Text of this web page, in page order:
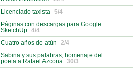
Licenciado taxista
5/4
Páginas con descargas para Google
SketchUp
4/4
Cuatro años de atún
2/4
Sabina y sus palabras, homenaje del
poeta a Rafael Azcona
30/3